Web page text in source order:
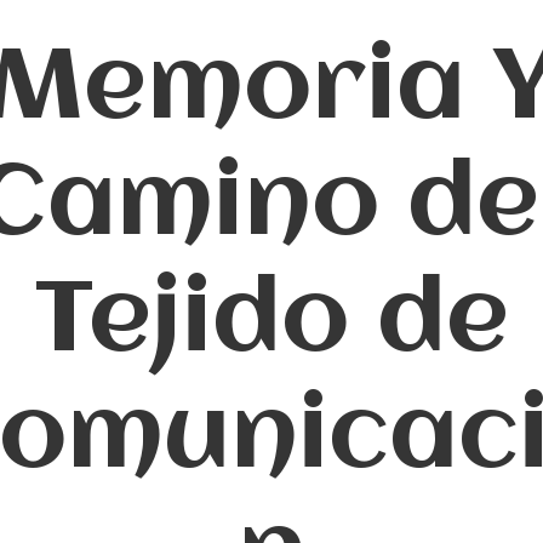
Tejido de